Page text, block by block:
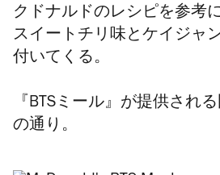
クドナルドのレシピを参考
スイートチリ味とケイジャ
付いてくる。
『BTSミール』が提供され
の通り。